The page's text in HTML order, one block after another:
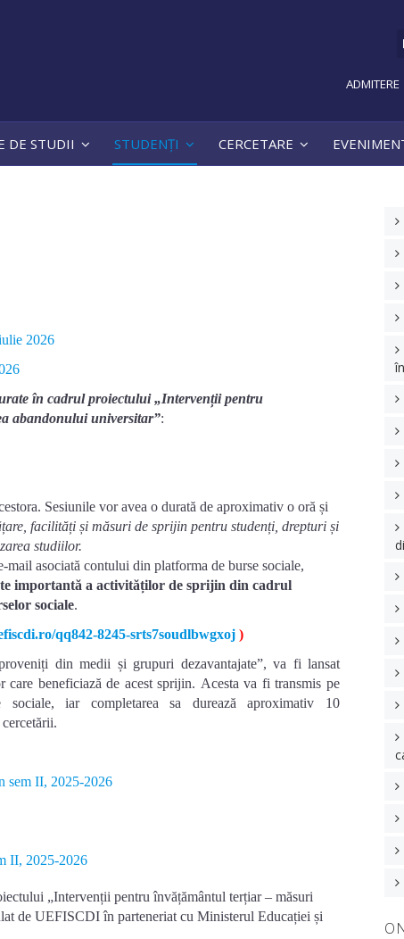
ADMITERE
DE STUDII STUDENȚI CERCETARE
2026
în cadrul proiectului „Intervenții pentru
abandonului universitar”:
Sesiunile vor avea o durată de aproximativ o oră și
facilități și măsuri de sprijin pentru studenți, drepturi și
studiilor.
asociată contului din platforma de burse sociale,
importantă a activităților de sprijin din cadrul
sociale.
qq842-8245-srts7soudlbwgxoj )
din medii și grupuri dezavantajate”, va fi lansat
beneficiază de acest sprijin. Acesta va fi transmis pe
iar completarea sa durează aproximativ 10
sem II, 2025-2026
II, 2025-2026
„Intervenții pentru învățământul terțiar – măsuri
de UEFISCDI în parteneriat cu Ministerul Educației și